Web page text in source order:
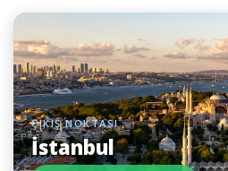
ÇIKIŞ NOKTASI
İstanbul